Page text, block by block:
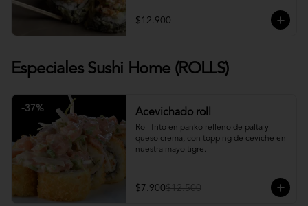
$12.900
Especiales Sushi Home (ROLLS)
-37% Acevichado roll
Roll frito en panko relleno de palta y
queso crema, con topping de ceviche en
nuestra mayo tigre.
$7.900$12.500